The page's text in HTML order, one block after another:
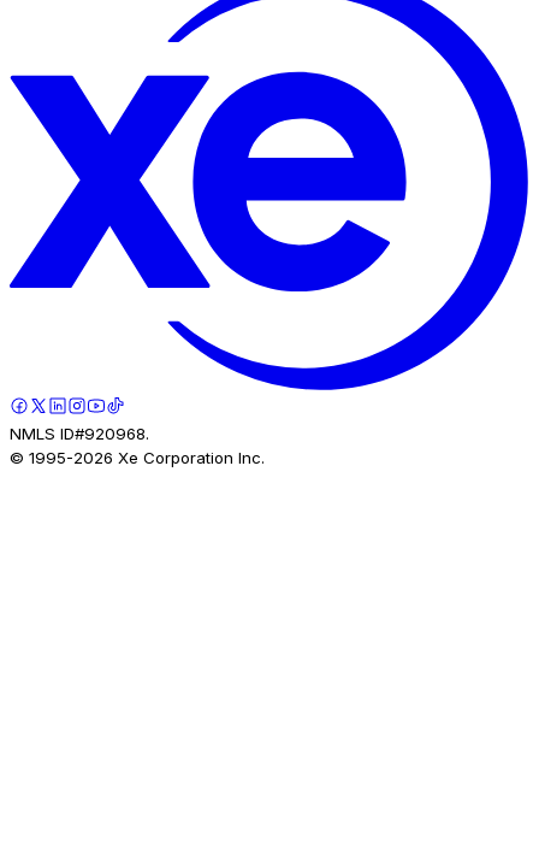
NMLS ID#920968.
© 1995-2026 Xe Corporation Inc.